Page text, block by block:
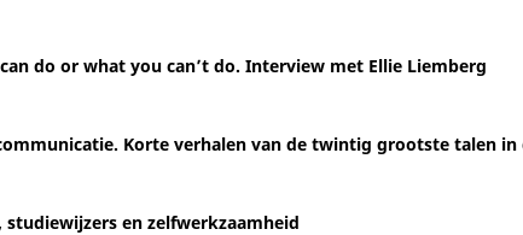
do or what you can’t do. Interview met Ellie Liemberg
Korte verhalen van de twintig grootste talen in
en zelfwerkzaamheid